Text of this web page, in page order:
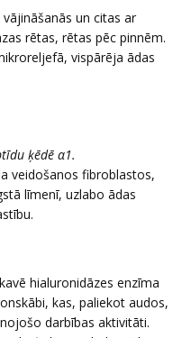
un citas ar
rētas, rētas pēc pinnēm.
vispārēja ādas
ķēdē α1.
veidošanos fibroblastos,
līmenī, uzlabo ādas
hialuronidāzes enzīma
kas, paliekot audos,
darbības aktivitāti.